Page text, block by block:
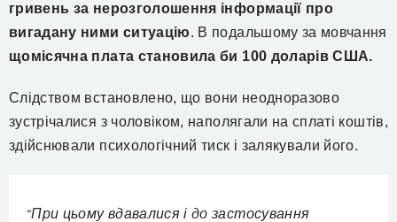
гривень за нерозголошення інформації про
вигадану ними ситуацію. В подальшому за мовчання
щомісячна плата становила би 100 доларів США.
Слідством встановлено, що вони неодноразово
зустрічалися з чоловіком, наполягали на сплаті коштів,
здійснювали психологічний тиск і залякували його.
“При цьому вдавалися і до застосування